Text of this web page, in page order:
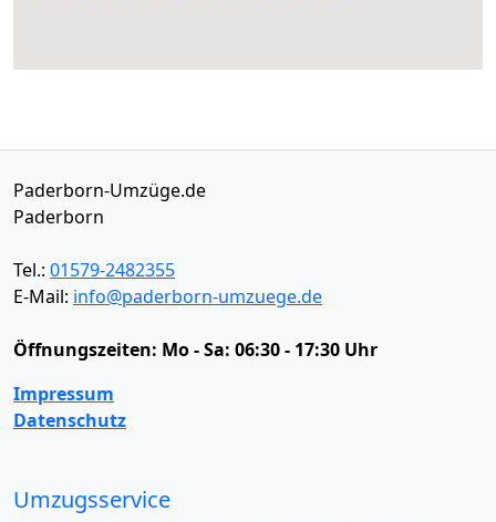
Paderborn-Umzüge.de
Paderborn
Tel.: 01579-2482355
E-Mail: info@paderborn-umzuege.de
Öffnungszeiten: Mo - Sa: 06:30 - 17:30 Uhr
Impressum
Datenschutz
Umzugsservice